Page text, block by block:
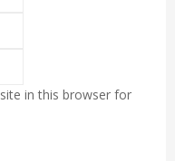
in this browser for